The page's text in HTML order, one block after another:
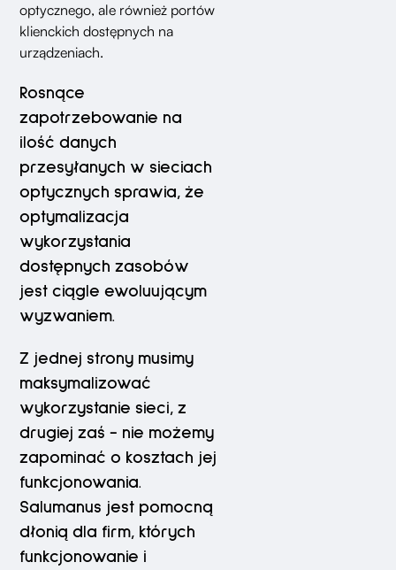
optycznego, ale również portów
klienckich dostępnych na
urządzeniach.
Rosnące
zapotrzebowanie na
ilość danych
przesyłanych w sieciach
optycznych sprawia, że
optymalizacja
wykorzystania
dostępnych zasobów
jest ciągle ewoluującym
wyzwaniem.
Z jednej strony musimy
maksymalizować
wykorzystanie sieci, z
drugiej zaś - nie możemy
zapominać o kosztach jej
funkcjonowania.
Salumanus jest pomocną
dłonią dla firm, których
funkcjonowanie i